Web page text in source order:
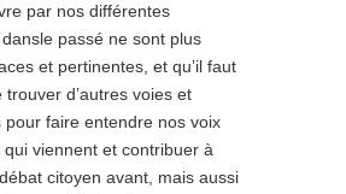
par nos différentes
passé ne sont plus
et pertinentes, et qu’il faut
d’autres voies et
pour faire entendre nos voix
viennent et contribuer à
citoyen avant, mais aussi